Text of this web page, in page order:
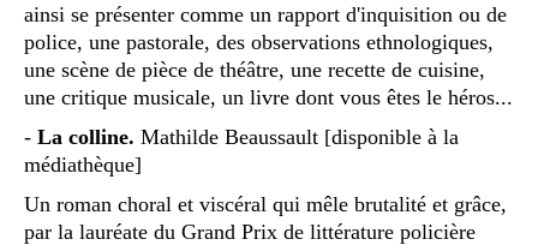
ainsi se présenter comme un rapport d'inquisition ou de
police, une pastorale, des observations ethnologiques,
une scène de pièce de théâtre, une recette de cuisine,
une critique musicale, un livre dont vous êtes le héros...
- La colline. Mathilde Beaussault [disponible à la
médiathèque]
Un roman choral et viscéral qui mêle brutalité et grâce,
par la lauréate du Grand Prix de littérature policière